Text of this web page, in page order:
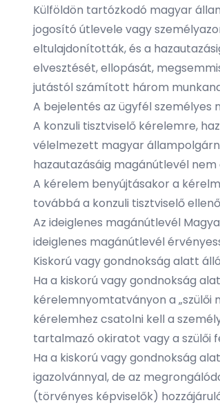
Külföldön tartózkodó magyar
jogosító útlevele vagy
eltulajdonították, és a
elvesztését, ellopását,
jutástól számított három
A bejelentés az ügyfél
A konzuli tisztviselő kérelemre,
vélelmezett magyar
hazautazásáig magánútlevél
A kérelem benyújtásakor a
továbbá a konzuli tisztviselő
Az ideiglenes magánútlevél
ideiglenes magánútlevél
Kiskorú vagy gondnokság alatt
Ha a kiskorú vagy gondnokság
kérelemnyomtatványon a „szülői
kérelemhez csatolni kell a
tartalmazó okiratot vagy a szülői
Ha a kiskorú vagy gondnokság
igazolvánnyal, de az
(törvényes képviselők)